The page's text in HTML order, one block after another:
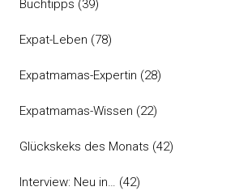
Buchtipps (39)
Expat-Leben (78)
Expatmamas-Expertin (28)
Expatmamas-Wissen (22)
Glückskeks des Monats (42)
Interview: Neu in… (42)